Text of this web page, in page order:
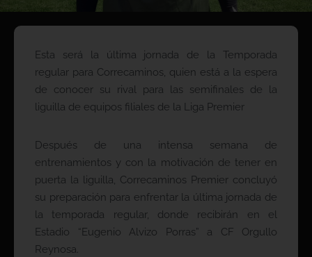
Esta será la última jornada de la Temporada
regular para Correcaminos, quien está a la espera
de conocer su rival para las semifinales de la
liguilla de equipos filiales de la Liga Premier
Después de una intensa semana de
entrenamientos y con la motivación de tener en
puerta la liguilla, Correcaminos Premier concluyó
su preparación para enfrentar la última jornada de
la temporada regular, donde recibirán en el
Estadio “Eugenio Alvizo Porras” a CF Orgullo
Reynosa.